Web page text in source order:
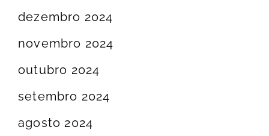
dezembro 2024
novembro 2024
outubro 2024
setembro 2024
agosto 2024